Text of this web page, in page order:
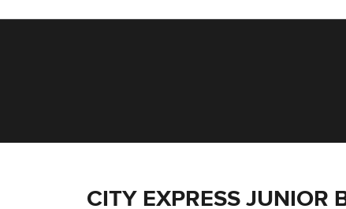
CITY EXPRESS JUNIOR